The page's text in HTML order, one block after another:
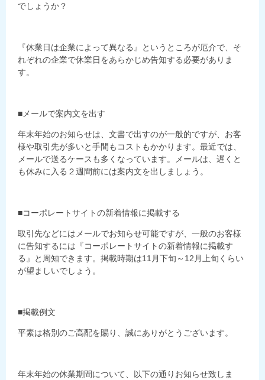
でしょうか？
『休業日は企業によって異なる』というところが厄介で、そ
れぞれの企業で休業日をあらかじめ告知する必要がありま
す。
■メールで案内文を出す
年末年始のお知らせは、文書で出すのが一般的ですが、お客
様や取引先が多いと手間もコストもかかります。最近では、
メールで送るケースも多くなっています。メールは、遅くと
も休みに入る２週間前には案内文を出しましょう。
■コーポレートサイトの新着情報に掲載する
取引先などにはメールでお知らせ可能ですが、一般のお客様
に告知するには『コーポレートサイトの新着情報に掲載す
る』と周知できます。掲載時期は11月下旬～12月上旬くらい
が望ましいでしょう。
■掲載例文
平素は格別のご高配を賜り、誠にありがとうございます。
年末年始の休業期間について、以下の通りお知らせ致しま